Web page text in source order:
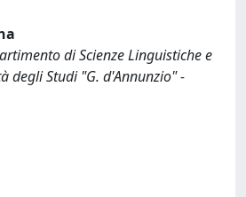
di Scienze Linguistiche e
degli Studi "G. d'Annunzio" -